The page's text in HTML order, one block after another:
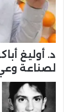
لصناعة